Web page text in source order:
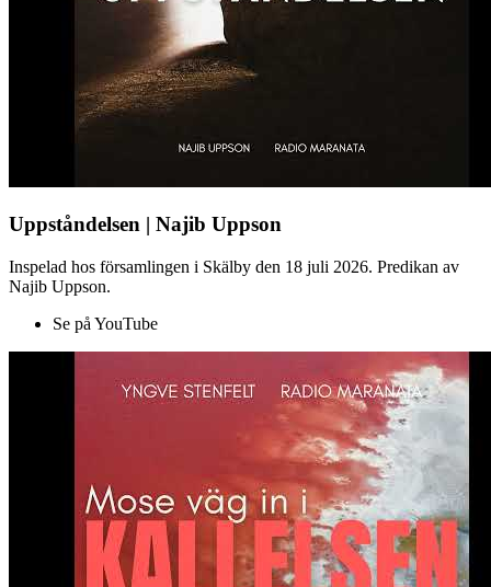
Uppståndelsen | Najib Uppson
Inspelad hos församlingen i Skälby den 18 juli 2026. Predikan av
Najib Uppson.
Se på YouTube